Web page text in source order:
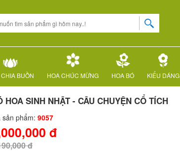
BUỒN HOA CHÚC MỪNG HOA BÓ KIỂU DÁNG
HOA SINH NHẬT - CÂU CHUYỆN CỔ TÍCH
sản phẩm: 9057
đ
đ